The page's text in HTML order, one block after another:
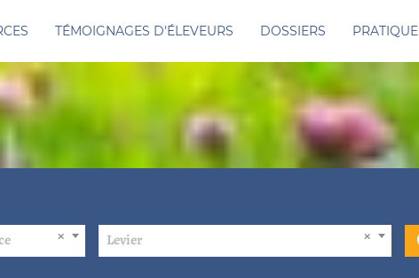
TÉMOIGNAGES D'ÉLEVEURS DOSSIERS PRATIQUE
Levier